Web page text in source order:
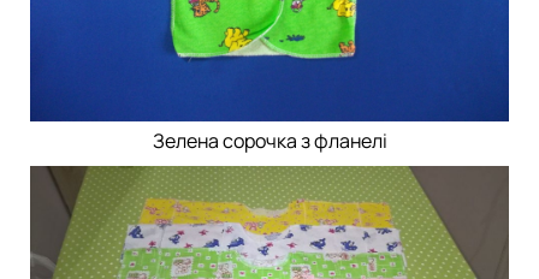
Зелена сорочка з фланелі